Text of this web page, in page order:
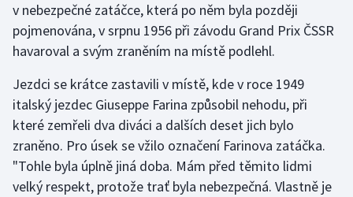
Judo
Lezení
Lyže a snowboard
Moderní pětiboj
v nebezpečné zatáčce, která po něm byla později
pojmenována, v srpnu 1956 při závodu Grand Prix ČSSR
havaroval a svým zraněním na místě podlehl.
Jezdci se krátce zastavili v místě, kde v roce 1949
italský jezdec Giuseppe Farina způsobil nehodu, při
které zemřeli dva diváci a dalších deset jich bylo
zraněno. Pro úsek se vžilo označení Farinova zatáčka.
"Tohle byla úplně jiná doba. Mám před těmito lidmi
velký respekt, protože trať byla nebezpečná. Vlastně je